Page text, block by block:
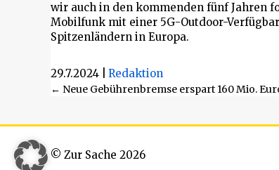
wir auch in den kommenden fünf Jahren
Mobilfunk mit einer 5G-Outdoor-
Spitzenländern in Europa.
29.7.2024 Redaktion
Beitragsnavigation
← Neue Gebührenbremse erspart 160 Mio.
© Zur Sache 2026